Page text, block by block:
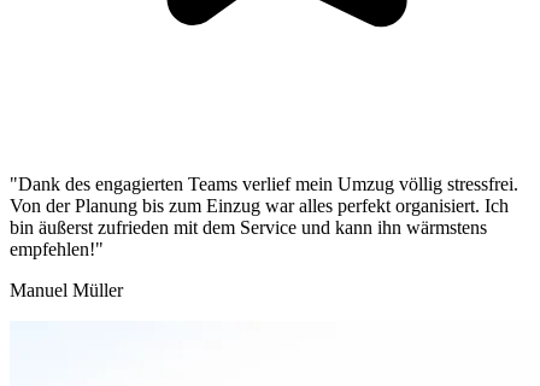
"Dank des engagierten Teams verlief mein Umzug völlig stressfrei.
Von der Planung bis zum Einzug war alles perfekt organisiert. Ich
bin äußerst zufrieden mit dem Service und kann ihn wärmstens
empfehlen!"
Manuel Müller